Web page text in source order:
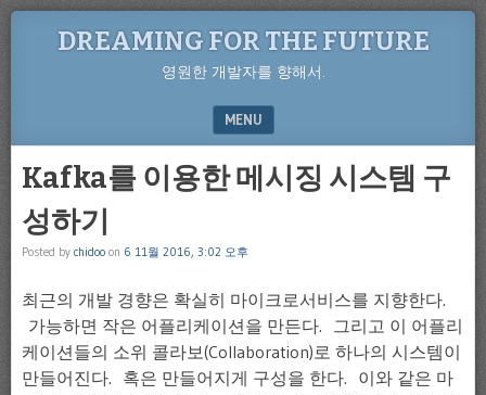
DREAMING FOR THE FUTURE
영원한 개발자를 향해서.
MENU
Kafka를 이용한 메시징 시스템 구
성하기
Posted by chidoo on 6 11월 2016, 3:02 오후
최근의 개발 경향은 확실히 마이크로서비스를 지향한다.
가능하면 작은 어플리케이션을 만든다. 그리고 이 어플리
케이션들의 소위 콜라보(Collaboration)로 하나의 시스템이
만들어진다. 혹은 만들어지게 구성을 한다. 이와 같은 마